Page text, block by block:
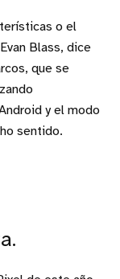
o el
Blass, dice
que se
y el modo
sentido.